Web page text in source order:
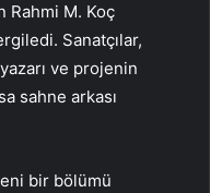
Rahmi M. Koç
Sanatçılar,
ve projenin
sahne arkası
bir bölümü